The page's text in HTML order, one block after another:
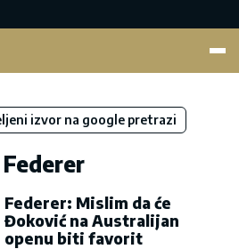
izvor na google pretrazi
Federer: Mislim da će
Đoković na Australijan
openu biti favorit